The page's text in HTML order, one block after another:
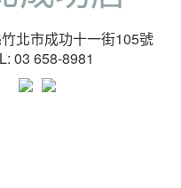
北市成功十一街105號
03 658-8981